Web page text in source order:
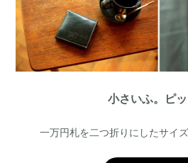
小さいふ。ピ
一万円札を二つ折りにしたサイ